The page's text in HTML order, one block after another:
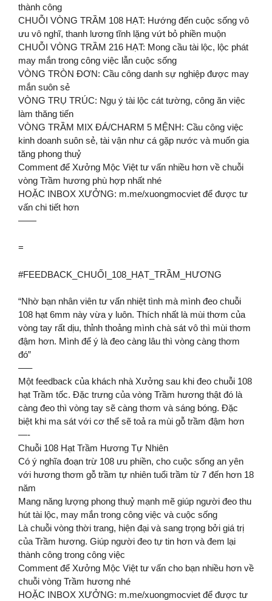
thành công
CHUỖI VÒNG TRẦM 108 HẠT: Hướng đến cuộc sống vô
ưu vô nghĩ, thanh lương tĩnh lặng vứt bỏ phiền muộn
CHUỖI VÒNG TRẦM 216 HẠT: Mong cầu tài lộc, lộc phát
may mắn trong công việc lẫn cuộc sống
VÒNG TRÒN ĐƠN: Cầu công danh sự nghiệp được may
mắn suôn sẻ
VÒNG TRỤ TRÚC: Ngụ ý tài lộc cát tường, công ăn việc
làm thăng tiến
VÒNG TRẦM MIX ĐÁ/CHARM 5 MỆNH: Cầu công việc
kinh doanh suôn sẻ, tài vận như cá gặp nước và muốn gia
tăng phong thuỷ
Comment để Xưởng Mộc Việt tư vấn nhiều hơn về chuỗi
vòng Trầm hương phù hợp nhất nhé
HOẶC INBOX XƯỞNG: m.me/xuongmocviet để được tư
vấn chi tiết hơn
——
=
#FEEDBACK_CHUỐI_108_HẠT_TRẦM_HƯƠNG
“Nhờ bạn nhân viên tư vấn nhiệt tình mà mình đeo chuỗi
108 hạt 6mm này vừa y luôn. Thích nhất là mùi thơm của
vòng tay rất dịu, thỉnh thoảng mình chà sát vô thì mùi thơm
đậm hơn. Mình để ý là đeo càng lâu thì vòng càng thơm
đó”
—–
Một feedback của khách nhà Xưởng sau khi đeo chuỗi 108
hạt Trầm tốc. Đặc trưng của vòng Trầm hương thật đó là
càng đeo thì vòng tay sẽ càng thơm và sáng bóng. Đặc
biệt khi ma sát với cơ thể sẽ toả ra mùi gỗ trầm đậm hơn
—-
Chuỗi 108 Hạt Trầm Hương Tự Nhiên
Có ý nghĩa đoạn trừ 108 ưu phiền, cho cuộc sống an yên
với hương thơm gỗ trầm tự nhiên tuổi trầm từ 7 đến hơn 18
năm
Mang năng lượng phong thuỷ mạnh mẽ giúp người đeo thu
hút tài lộc, may mắn trong công việc và cuộc sống
Là chuỗi vòng thời trang, hiện đại và sang trọng bởi giá trị
của Trầm hương. Giúp người đeo tự tin hơn và đem lại
thành công trong công việc
Comment để Xưởng Mộc Việt tư vấn cho bạn nhiều hơn về
chuỗi vòng Trầm hương nhé
HOẶC INBOX XƯỞNG: m.me/xuongmocviet để được tư